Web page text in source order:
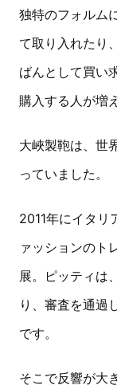
独特のフォルム
て取り入れたり
ばんとして買い
購入する人が増
大峽製鞄は、世
っていました。
2011年にイタリ
ァッションのト
展。ピッティは
り、審査を通過
です。
そこで反響が大